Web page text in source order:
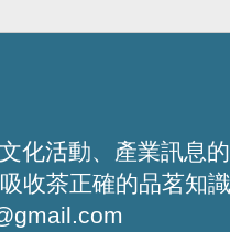
化活動、產業訊息
收茶正確的品茗知